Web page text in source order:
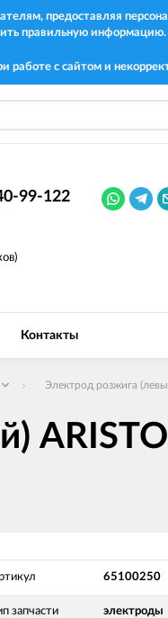
предоставляя
правильную информацию.
с сайтом и
99-122
Контакты
Электрод розжига
65100250
запчасти
электроды